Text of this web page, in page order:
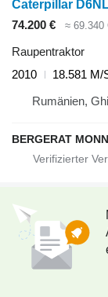
Caterpillar
74.200 €
≈ 69.340
Raupentraktor
2010
18.581 M/
Rumänien,
BERGERAT